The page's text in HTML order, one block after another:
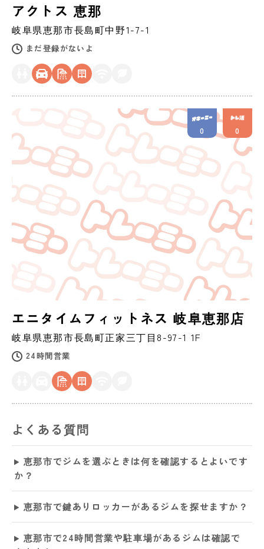
アクトス 恵那
岐阜県恵那市長島町中野1-7-1
まだ登録がないよ
エニタイムフィットネス 岐阜恵那店
岐阜県恵那市長島町正家三丁目8-97-1 1F
24時間営業
0 0
よくある質問
恵那市でジムを選ぶときは何を確認するとよいです
か？
恵那市で鍵ありロッカーがあるジムを探せますか？
恵那市で24時間営業や駐車場があるジムは確認で